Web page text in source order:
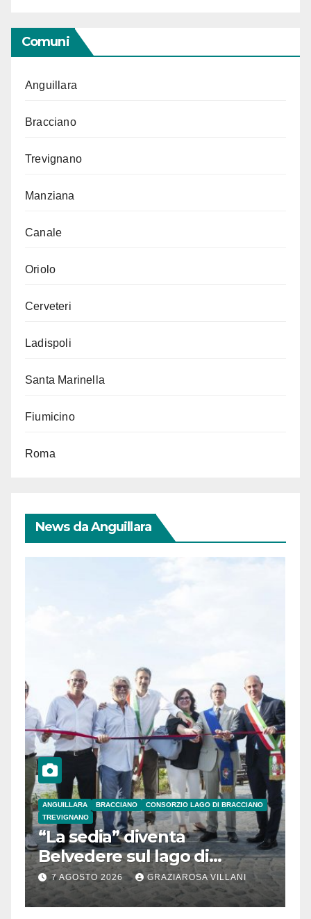
Comuni
Anguillara
Bracciano
Trevignano
Manziana
Canale
Oriolo
Cerveteri
Ladispoli
Santa Marinella
Fiumicino
Roma
News da Anguillara
ANGUILLARA BRACCIANO
CONSORZIO LAGO DI BRACCIANO
TREVIGNANO
“La sedia” diventa
Belvedere sul lago di
Bracciano: ieri
l’inaugurazione
7 AGOSTO 2026 GRAZIAROSA VILLANI